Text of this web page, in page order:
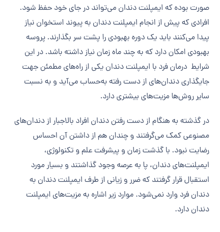
صورت بوده که ایمپلنت دندان می‌تواند در جای خود حفظ شود.
افرادی که پیش از انجام ایمپلنت دندان به پیوند استخوان نیاز
پیدا می‌کنند باید یک دوره بهبودی را پشت سر بگذارند. پروسه
بهبودی امکان دارد که به چند ماه زمان نیاز داشته باشد. در این
شرایط درمان فرد با ایمپلنت دندان یکی از راه‌های مطمئن جهت
جایگذاری دندان‌های از دست رفته به‌حساب می‌آید و به نسبت
سایر روش‌ها مزیت‌های بیشتری دارد.
در گذشته به هنگام از دست رفتن دندان افراد بالاجبار از دندان‌های
مصنوعی کمک می‌گرفتند و چندان هم از داشتن آن احساس
رضایت نبود. با گذشت زمان و پیشرفت علم و تکنولوژی،
ایمپلنت‌های دندان، پا به عرصه وجود گذاشتند ‌و بسیار مورد
استقبال قرار گرفتند که ضرر و زیانی از طرف ایمپلنت دندان به
دندان فرد وارد نمی‌شود. موارد زیر اشاره به مزیت‌های ایمپلنت
دندان دارد.